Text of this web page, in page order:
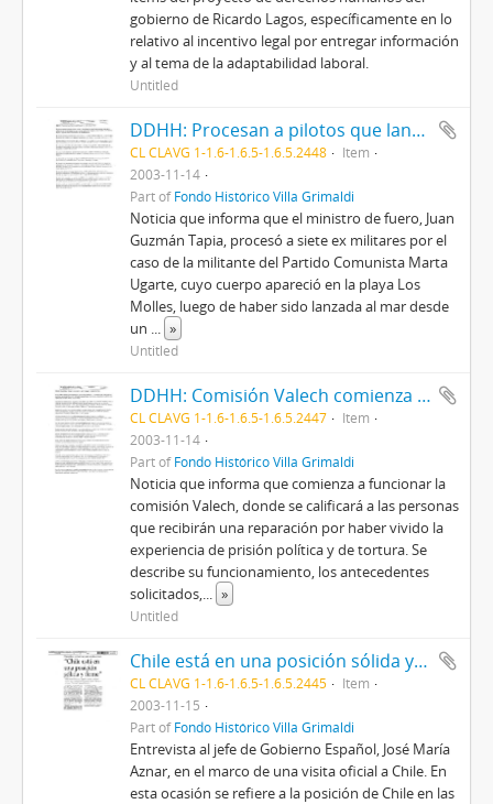
gobierno de Ricardo Lagos, específicamente en lo
relativo al incentivo legal por entregar información
y al tema de la adaptabilidad laboral.
Untitled
DDHH: Procesan a pilotos que lanzaron cuerpos al mar
CL CLAVG 1-1.6-1.6.5-1.6.5.2448
Item
2003-11-14
Part ofFondo Histórico Villa Grimaldi
Noticia que informa que el ministro de fuero, Juan
Guzmán Tapia, procesó a siete ex militares por el
caso de la militante del Partido Comunista Marta
Ugarte, cuyo cuerpo apareció en la playa Los
Molles, luego de haber sido lanzada al mar desde
un ... »
Untitled
DDHH: Comisión Valech comienza proceso para reparación
CL CLAVG 1-1.6-1.6.5-1.6.5.2447
Item
2003-11-14
Part ofFondo Histórico Villa Grimaldi
Noticia que informa que comienza a funcionar la
comisión Valech, donde se calificará a las personas
que recibirán una reparación por haber vivido la
experiencia de prisión política y de tortura. Se
describe su funcionamiento, los antecedentes
solicitados,... »
Untitled
Chile está en una posición sólida y firme
CL CLAVG 1-1.6-1.6.5-1.6.5.2445
Item
2003-11-15
Part ofFondo Histórico Villa Grimaldi
Entrevista al jefe de Gobierno Español, José María
Aznar, en el marco de una visita oficial a Chile. En
esta ocasión se refiere a la posición de Chile en las